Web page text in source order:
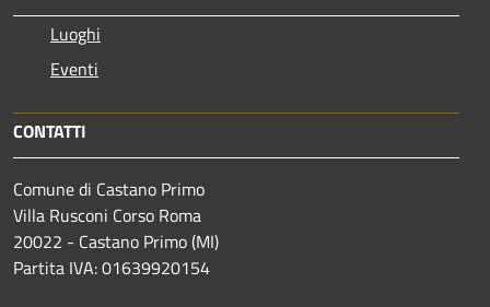
Luoghi
Eventi
CONTATTI
Comune di Castano Primo
Villa Rusconi Corso Roma
20022 - Castano Primo (MI)
Partita IVA: 01639920154